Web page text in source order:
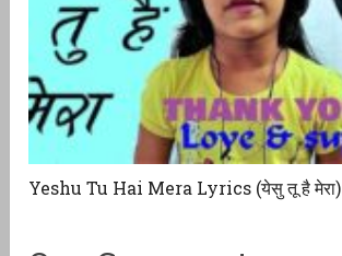
Yeshu Tu Hai Mera Lyrics (येसु तू है मेरा)